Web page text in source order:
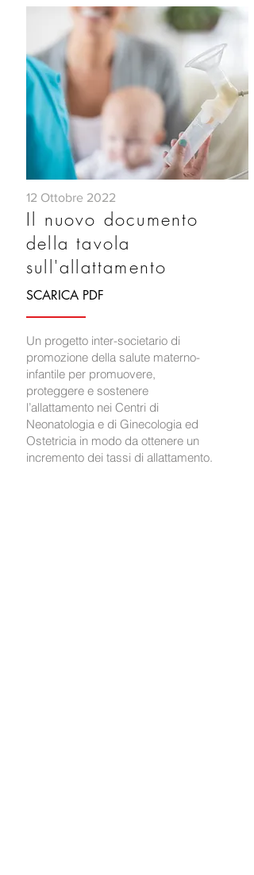
12 Ottobre 2022
Il nuovo documento
della tavola
sull'allattamento
SCARICA PDF
Un progetto inter-societario di
promozione della salute materno-
infantile per promuovere,
proteggere e sostenere
l’allattamento nei Centri di
Neonatologia e di Ginecologia ed
Ostetricia in modo da ottenere un
incremento dei tassi di allattamento.